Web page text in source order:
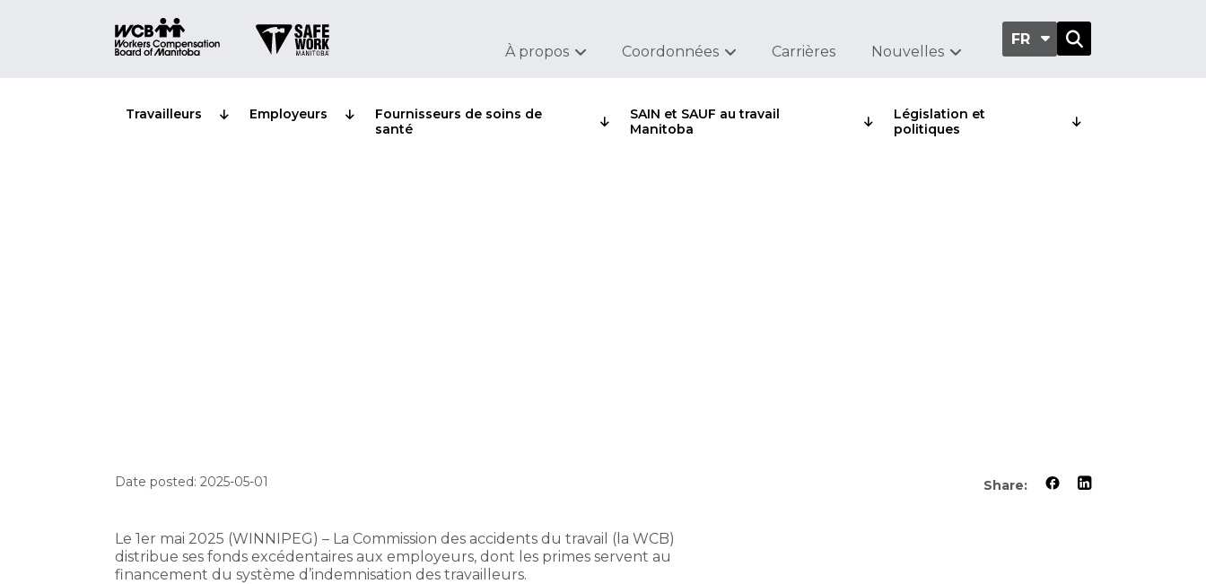
FR
Travailleurs Employeurs
Fournisseurs de soins de
santé
SAIN et SAUF au travail
Manitoba
Législation et
politiques
À propos Coordonnées Carrières Nouvelles
Date posted: 2025-05-01
Le 1er mai 2025 (WINNIPEG) – La Commission des accidents du travail (la WCB)
distribue ses fonds excédentaires aux employeurs, dont les primes servent au
financement du système d’indemnisation des travailleurs.
Share: